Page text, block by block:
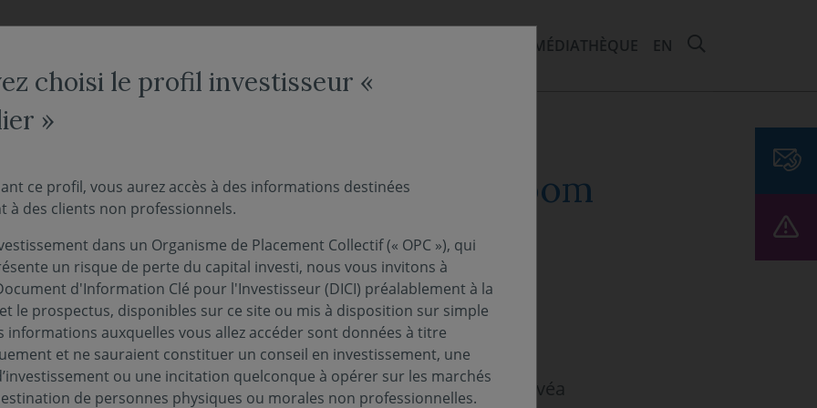
MÉDIATHÈQUE EN
Ruptures en vidéo sur Zoom
Actions Monde, revient en 3 questions clés sur notre fonds Covéa
choisi le profil investisseur «
»
ce profil, vous aurez accès à des informations destinées
à des clients non professionnels.
dans un Organisme de Placement Collectif (« OPC »), qui
un risque de perte du capital investi, nous vous invitons à
d'Information Clé pour l'Investisseur (DICI) préalablement à la
le prospectus, disponibles sur ce site ou mis à disposition sur simple
informations auxquelles vous allez accéder sont données à titre
et ne sauraient constituer un conseil en investissement, une
ou une incitation quelconque à opérer sur les marchés
de personnes physiques ou morales non professionnelles.